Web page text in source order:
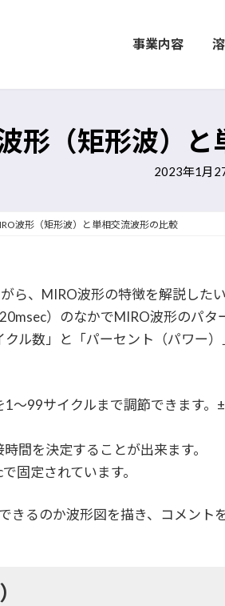
事業内容
形（矩形波）と
2023年1月
波形（矩形波）と単相交流波形の比較
ら、MIRO波形の特徴を解説したい
）のなかでMIRO波形のパタ
ル数」と「パーセント（パワー
～99サイクルまで調節できます
間を決定することが出来ます。
固定されています。
るのか波形図を描き、コメント